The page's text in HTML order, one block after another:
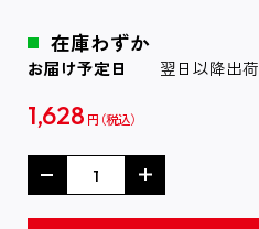
在庫わずか
お届け予定日 翌日以降出荷
1,628 円